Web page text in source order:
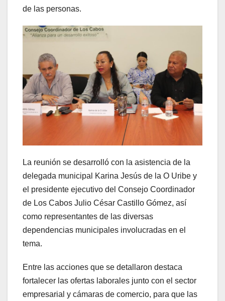
de las personas.
La reunión se desarrolló con la asistencia de la
delegada municipal Karina Jesús de la O Uribe y
el presidente ejecutivo del Consejo Coordinador
de Los Cabos Julio César Castillo Gómez, así
como representantes de las diversas
dependencias municipales involucradas en el
tema.
Entre las acciones que se detallaron destaca
fortalecer las ofertas laborales junto con el sector
empresarial y cámaras de comercio, para que las